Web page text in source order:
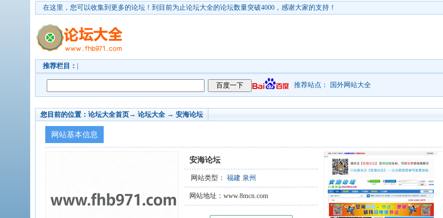
在这里，您可以收集到更多的论坛！ 到目前为止论坛大全的论坛数量突破4000，感谢大家的支持！
推荐栏目：
推荐站点： 国外网站大全
您目前的位置： 论坛大全首页→ 论坛大全 → 安海论坛
网站基本信息
安海论坛
网站类型： 福建 泉州
网站地址：www.8mcn.com